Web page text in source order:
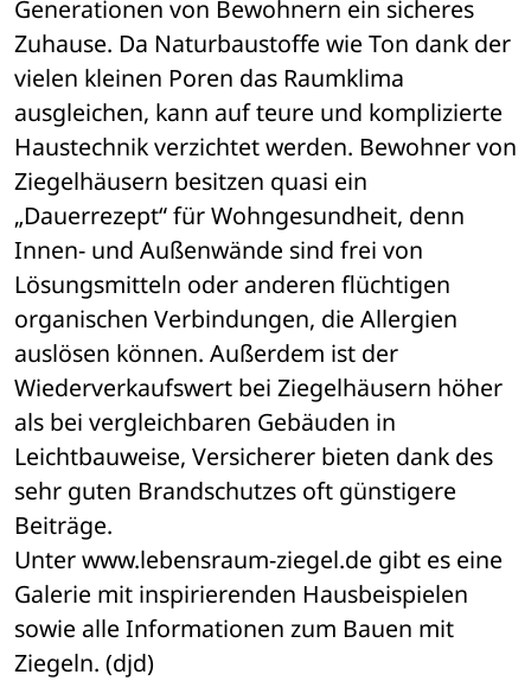
Generationen von Bewohnern ein sicheres
Zuhause. Da Naturbaustoffe wie Ton dank der
vielen kleinen Poren das Raumklima
ausgleichen, kann auf teure und komplizierte
Haustechnik verzichtet werden. Bewohner von
Ziegelhäusern besitzen quasi ein
„Dauerrezept“ für Wohngesundheit, denn
Innen- und Außenwände sind frei von
Lösungsmitteln oder anderen flüchtigen
organischen Verbindungen, die Allergien
auslösen können. Außerdem ist der
Wiederverkaufswert bei Ziegelhäusern höher
als bei vergleichbaren Gebäuden in
Leichtbauweise, Versicherer bieten dank des
sehr guten Brandschutzes oft günstigere
Beiträge.
Unter www.lebensraum-ziegel.de gibt es eine
Galerie mit inspirierenden Hausbeispielen
sowie alle Informationen zum Bauen mit
Ziegeln. (djd)